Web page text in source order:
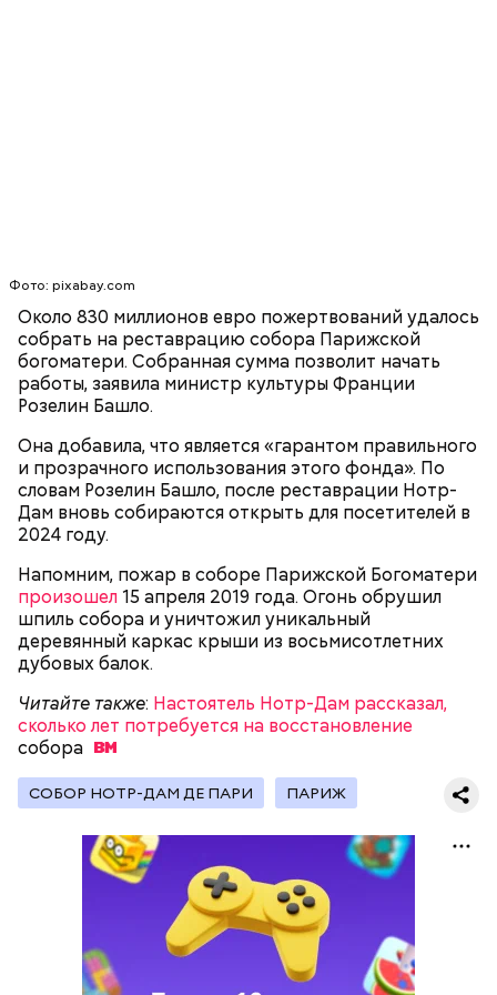
Фото: pixabay.com
Около 830 миллионов евро пожертвований удалось
собрать на реставрацию собора Парижской
богоматери. Собранная сумма позволит начать
работы, заявила министр культуры Франции
Розелин Башло.
Она добавила, что является «гарантом правильного
и прозрачного использования этого фонда». По
словам Розелин Башло, после реставрации Нотр-
Дам вновь собираются открыть для посетителей в
2024 году.
Напомним, пожар в соборе Парижской Богоматери
произошел 15 апреля 2019 года. Огонь обрушил
шпиль собора и уничтожил уникальный
деревянный каркас крыши из восьмисотлетних
дубовых балок.
Читайте также: Настоятель Нотр-Дам рассказал,
сколько лет потребуется на восстановление
собора
СОБОР НОТР-ДАМ ДЕ ПАРИ ПАРИЖ
несколько лет назад о таких походах даже мечтать
не приходилось, но сегодня это вполне
укладывается в рамки официальной экскурсии с
— Для группы из пяти человек такое путешествие
обойдется в пределах 340 белорусских рублей
(около 10311 рублей по ЦБ РФ — прим. «ВМ» ), —
уточнил он.
— Ко всем этим рейтингам и часам нужно
относиться скептически, ведь все эти оценки
экспертов, заключения, предположения
Он заметил, что в мире действительно непростая
ситуация с точки зрения ядерного оружия, оружия
массового уничтожения. Проблемы экологии и
сохранения природы тоже стоят остро.
соображениями, используя эту теперь уже
рекламную фишку, чтобы привлечь средства для
реализации своих новых не менее нелепых и
ненужных проектов. Это классическое
замыливание глаз, — высказал свое мнение военный
эксперт.